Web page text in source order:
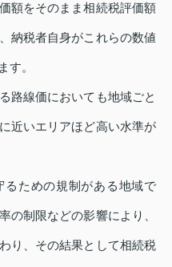
額をそのまま相続税評価額
納税者自身がこれらの数値
す。
路線価においても地域ごと
近いエリアほど高い水準が
るための規制がある地域で
の制限などの影響により、
り、その結果として相続税